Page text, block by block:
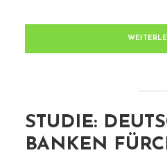
STUDIE:
BANKEN